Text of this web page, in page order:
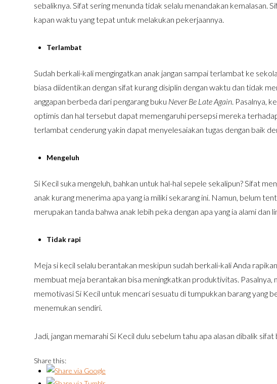
sebaliknya. Sifat sering menunda tidak selalu menandakan kemalasan.
kapan waktu yang tepat untuk melakukan pekerjaannya.
Terlambat
Sudah berkali-kali mengingatkan anak jangan sampai terlambat ke
biasa diidentikan dengan sifat kurang disiplin dengan waktu dan tidak
anggapan berbeda dari pengarang buku Never Be Late Again. Pasalnya,
optimis dan hal tersebut dapat memengaruhi persepsi mereka
terlambat cenderung yakin dapat menyelesaiakan tugas dengan baik
Mengeluh
Si Kecil suka mengeluh, bahkan untuk hal-hal sepele sekalipun? Sifat
anak kurang menerima apa yang ia miliki sekarang ini. Namun, belum
merupakan tanda bahwa anak lebih peka dengan apa yang ia alami dan
Tidak rapi
Meja si kecil selalu berantakan meskipun sudah berkali-kali Anda
membuat meja berantakan bisa meningkatkan produktivitas.
memotivasi Si Kecil untuk mencari sesuatu di tumpukkan barang yang
menemukan sendiri.
Jadi, jangan memarahi Si Kecil dulu sebelum tahu apa alasan dibalik sifat
Share this: